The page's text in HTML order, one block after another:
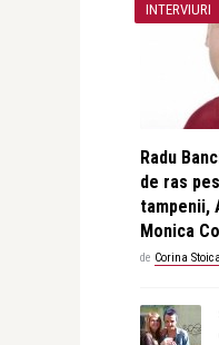
INTERVIURI
Radu
de ras
tampenii,
Monica
de Corina Stoica